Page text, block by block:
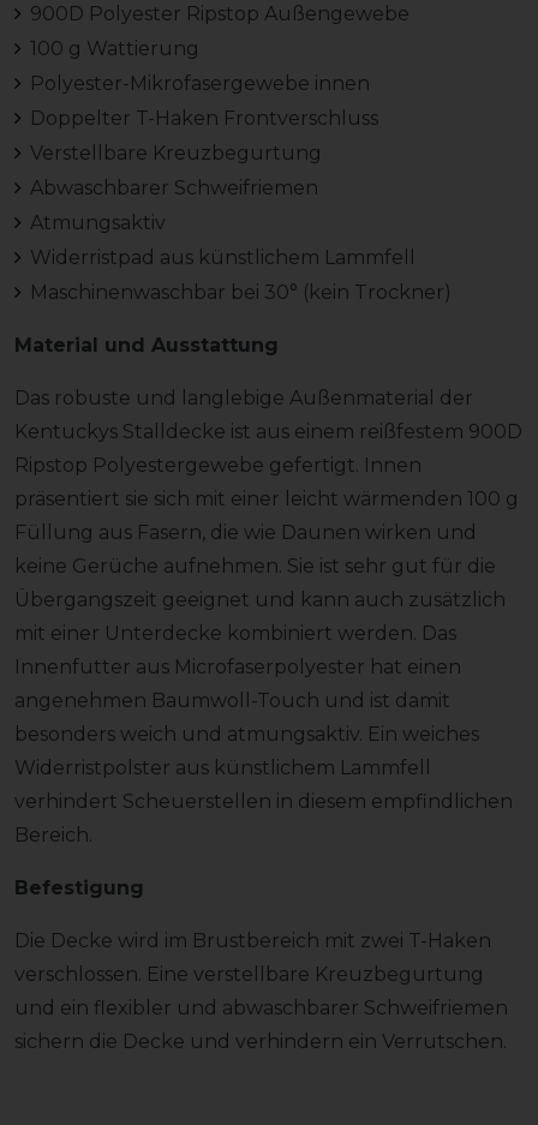
900D Polyester Ripstop Außengewebe
100 g Wattierung
Polyester-Mikrofasergewebe innen
Doppelter T-Haken Frontverschluss
Verstellbare Kreuzbegurtung
Abwaschbarer Schweifriemen
Atmungsaktiv
Widerristpad aus künstlichem Lammfell
Maschinenwaschbar bei 30° (kein Trockner)
Material und Ausstattung
Das robuste und langlebige Außenmaterial der
Kentuckys Stalldecke ist aus einem reißfestem 900D
Ripstop Polyestergewebe gefertigt. Innen
präsentiert sie sich mit einer leicht wärmenden 100 g
Füllung aus Fasern, die wie Daunen wirken und
keine Gerüche aufnehmen. Sie ist sehr gut für die
Übergangszeit geeignet und kann auch zusätzlich
mit einer Unterdecke kombiniert werden. Das
Innenfutter aus Microfaserpolyester hat einen
angenehmen Baumwoll-Touch und ist damit
besonders weich und atmungsaktiv. Ein weiches
Widerristpolster aus künstlichem Lammfell
verhindert Scheuerstellen in diesem empfindlichen
Bereich.
Befestigung
Die Decke wird im Brustbereich mit zwei T-Haken
verschlossen. Eine verstellbare Kreuzbegurtung
und ein flexibler und abwaschbarer Schweifriemen
sichern die Decke und verhindern ein Verrutschen.